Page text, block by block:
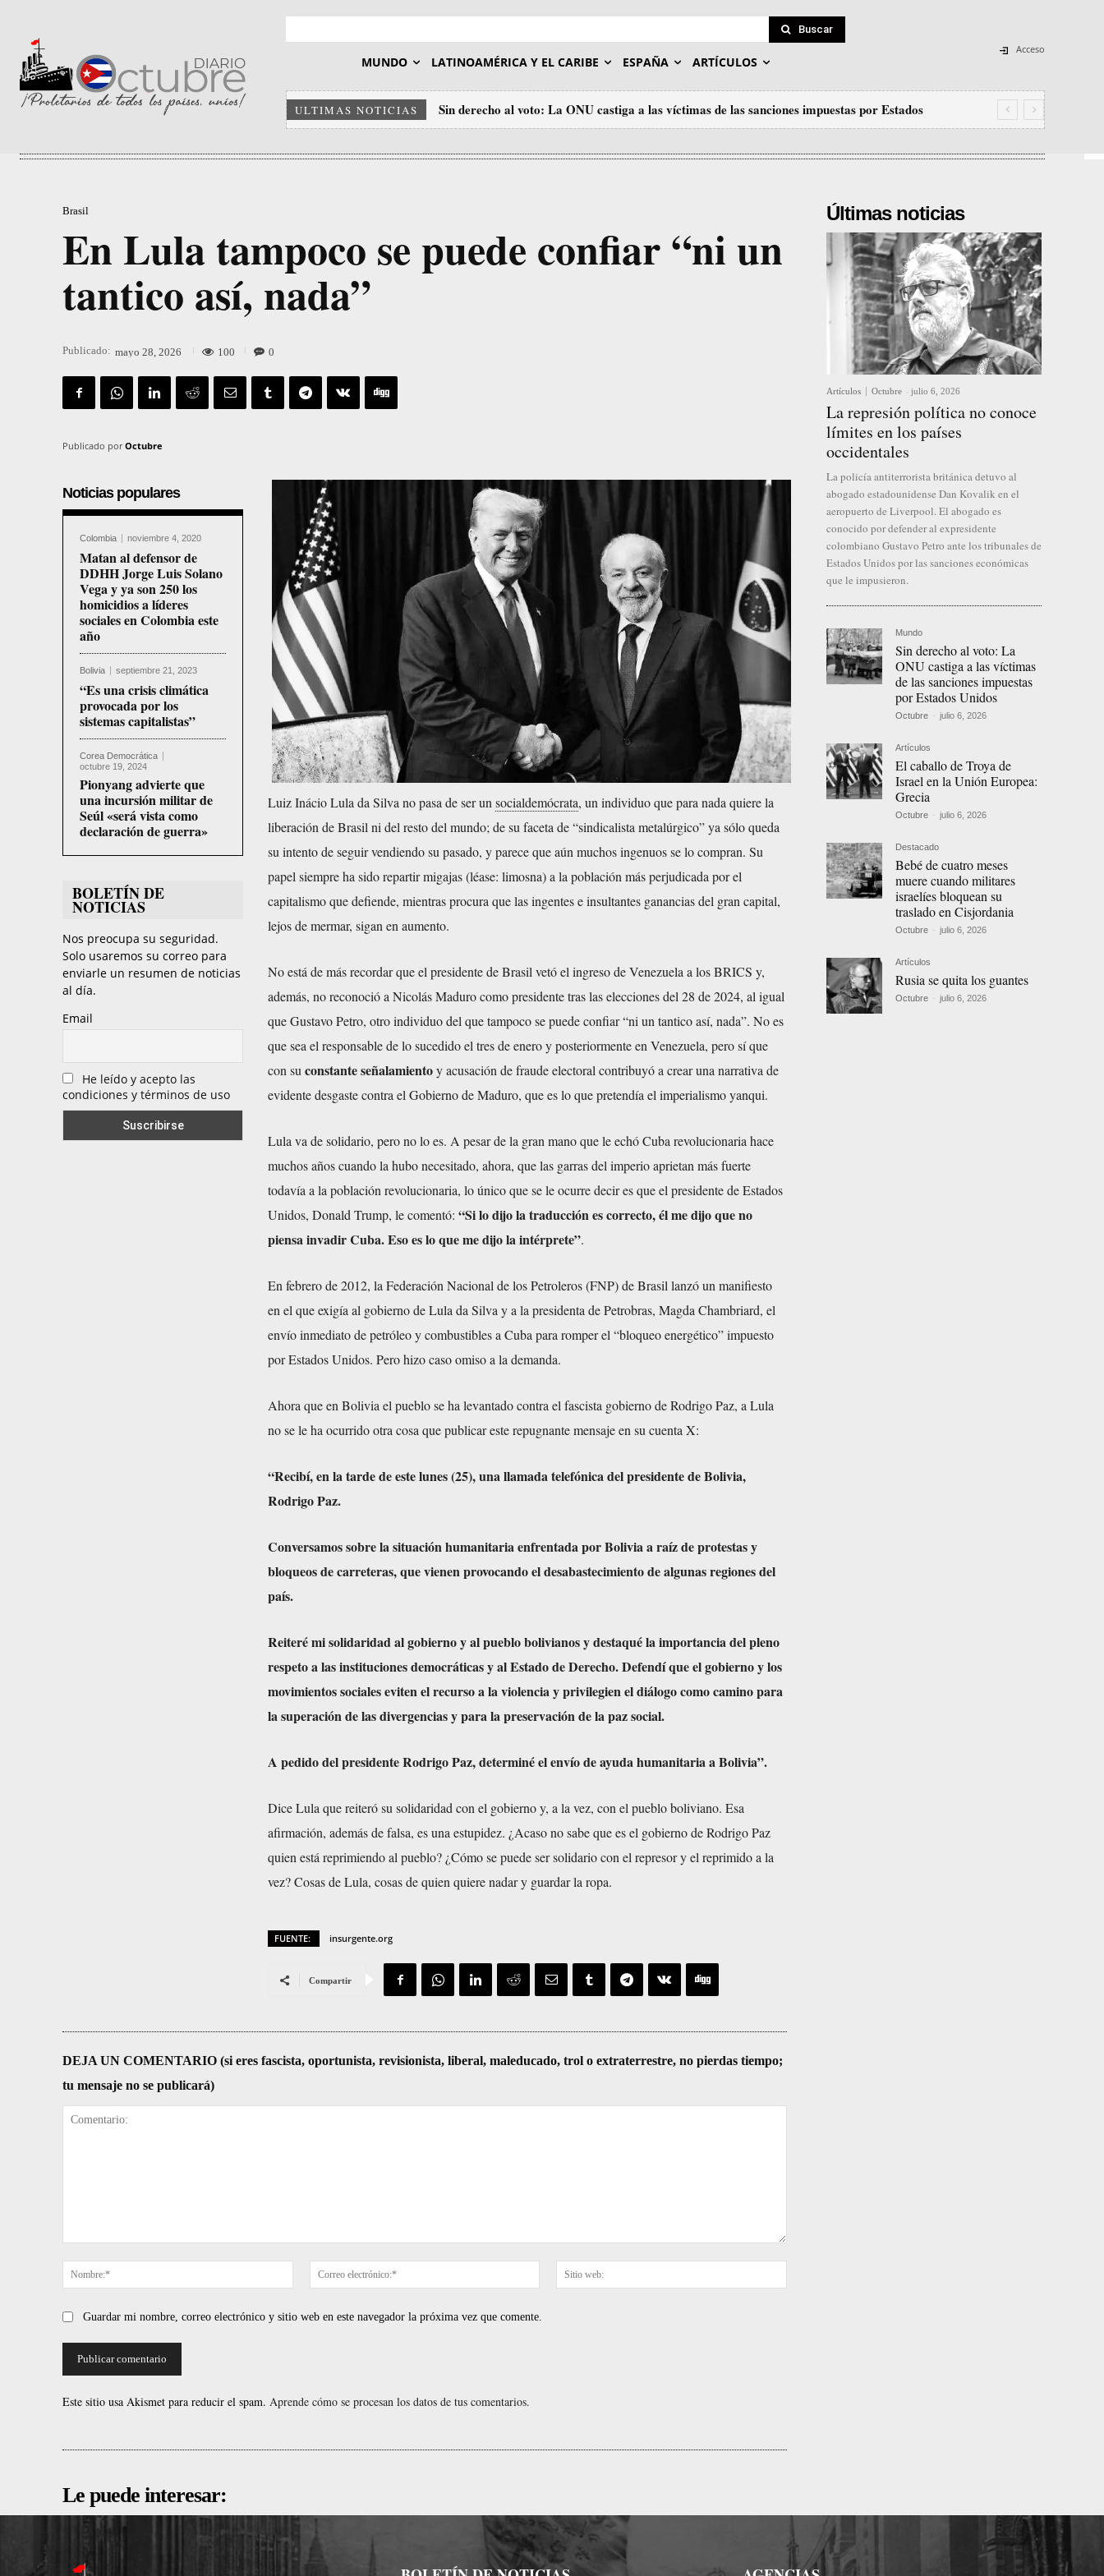
Buscar
MUNDO LATINOAMÉRICA Y EL CARIBE ESPAÑA ARTÍCULOS
Acceso
ULTIMAS NOTICIAS
Sin derecho al voto: La ONU castiga a las víctimas de las sanciones impuestas por Estados
Unidos
Brasil
En Lula tampoco se puede confiar “ni un
tantico así, nada”
Publicado: mayo 28, 2026 100 0
Publicado por Octubre
Noticias populares
Colombia noviembre 4, 2020
Matan al defensor de
DDHH Jorge Luis Solano
Vega y ya son 250 los
homicidios a líderes
sociales en Colombia este
año
Bolivia septiembre 21, 2023
“Es una crisis climática
provocada por los
sistemas capitalistas”
Corea Democrática
octubre 19, 2024
Pionyang advierte que
una incursión militar de
Seúl «será vista como
declaración de guerra»
BOLETÍN DE
NOTICIAS
Nos preocupa su seguridad.
Solo usaremos su correo para
enviarle un resumen de noticias
al día.
Email
He leído y acepto las
condiciones y términos de uso
Luiz Inácio Lula da Silva no pasa de ser unsocialdemócrata, un individuo que para nada quiere la
liberación de Brasil ni del resto del mundo; de su faceta de “sindicalista metalúrgico” ya sólo queda
su intento de seguir vendiendo su pasado, y parece que aún muchos ingenuos se lo compran. Su
papel siempre ha sido repartir migajas (léase: limosna) a la población más perjudicada por el
capitalismo que defiende, mientras procura que las ingentes e insultantes ganancias del gran capital,
lejos de mermar, sigan en aumento.
No está de más recordar que el presidente de Brasil vetó el ingreso de Venezuela a los BRICS y,
además, no reconoció a Nicolás Maduro como presidente tras las elecciones del 28 de 2024, al igual
que Gustavo Petro, otro individuo del que tampoco se puede confiar “ni un tantico así, nada”. No es
que sea el responsable de lo sucedido el tres de enero y posteriormente en Venezuela, pero sí que
con suconstante señalamientoy acusación de fraude electoral contribuyó a crear una narrativa de
evidente desgaste contra el Gobierno de Maduro, que es lo que pretendía el imperialismo yanqui.
Lula va de solidario, pero no lo es. A pesar de la gran mano que le echó Cuba revolucionaria hace
muchos años cuando la hubo necesitado, ahora, que las garras del imperio aprietan más fuerte
todavía a la población revolucionaria, lo único que se le ocurre decir es que el presidente de Estados
Unidos, Donald Trump, le comentó: “Si lo dijo la traducción es correcto, él me dijo que no
piensa invadir Cuba. Eso es lo que me dijo la intérprete”.
En febrero de 2012, la Federación Nacional de los Petroleros (FNP) de Brasil lanzó un manifiesto
en el que exigía al gobierno de Lula da Silva y a la presidenta de Petrobras, Magda Chambriard, el
envío inmediato de petróleo y combustibles a Cuba para romper el “bloqueo energético” impuesto
por Estados Unidos. Pero hizo caso omiso a la demanda.
Ahora que en Bolivia el pueblo se ha levantado contra el fascista gobierno de Rodrigo Paz, a Lula
no se le ha ocurrido otra cosa que publicar este repugnante mensaje en su cuenta X:
“Recibí, en la tarde de este lunes (25), una llamada telefónica del presidente de Bolivia,
Rodrigo Paz.
Conversamos sobre la situación humanitaria enfrentada por Bolivia a raíz de protestas y
bloqueos de carreteras, que vienen provocando el desabastecimiento de algunas regiones del
país.
Reiteré mi solidaridad al gobierno y al pueblo bolivianos y destaqué la importancia del pleno
respeto a las instituciones democráticas y al Estado de Derecho. Defendí que el gobierno y los
movimientos sociales eviten el recurso a la violencia y privilegien el diálogo como camino para
la superación de las divergencias y para la preservación de la paz social.
A pedido del presidente Rodrigo Paz, determiné el envío de ayuda humanitaria a Bolivia”.
Dice Lula que reiteró su solidaridad con el gobierno y, a la vez, con el pueblo boliviano. Esa
afirmación, además de falsa, es una estupidez. ¿Acaso no sabe que es el gobierno de Rodrigo Paz
quien está reprimiendo al pueblo? ¿Cómo se puede ser solidario con el represor y el reprimido a la
vez? Cosas de Lula, cosas de quien quiere nadar y guardar la ropa.
FUENTE: insurgente.org
Compartir
DEJA UN COMENTARIO (si eres fascista, oportunista, revisionista, liberal, maleducado, trol o extraterrestre, no pierdas tiempo;
tu mensaje no se publicará)
Nombre:*
Correo
electrónico:*
web:
Guardar mi nombre, correo electrónico y sitio web en este navegador la próxima vez que comente.
Este sitio usa Akismet para reducir el spam. Aprende cómo se procesan los datos de tus comentarios.
Últimas noticias
Artículos Octubre - julio 6, 2026
La represión política no conoce
límites en los países
occidentales
La policía antiterrorista británica detuvo al
abogado estadounidense Dan Kovalik en el
aeropuerto de Liverpool. El abogado es
conocido por defender al expresidente
colombiano Gustavo Petro ante los tribunales de
Estados Unidos por las sanciones económicas
que le impusieron.
Mundo
Sin derecho al voto: La
ONU castiga a las víctimas
de las sanciones impuestas
por Estados Unidos
Octubre - julio 6, 2026
Artículos
El caballo de Troya de
Israel en la Unión Europea:
Grecia
Octubre - julio 6, 2026
Destacado
Bebé de cuatro meses
muere cuando militares
israelíes bloquean su
traslado en Cisjordania
Octubre - julio 6, 2026
Artículos
Rusia se quita los guantes
Octubre - julio 6, 2026
Le puede interesar: